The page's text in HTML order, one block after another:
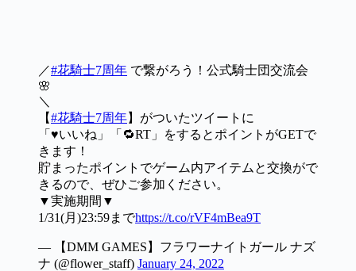
／#花騎士7周年 で繋がろう！公式騎士団交流会
🌸
＼
【#花騎士7周年】がついたツイートに
「♥いいね」「🔁RT」をするとポイントがGETで
きます！
貯まったポイントでゲーム内アイテムと交換がで
きるので、ぜひご参加ください。
▼実施期間▼
1/31(月)23:59までhttps://t.co/rVF4mBea9T
— 【DMM GAMES】フラワーナイトガール ナズ
ナ (@flower_staff) January 24, 2022